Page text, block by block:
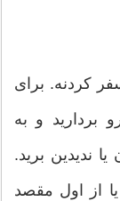
کردنه. برای
بردارید و به
ندیدین برید.
از اول مقصد